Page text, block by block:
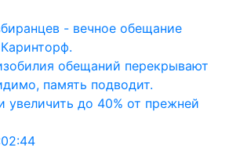
- вечное обещание
обещаний перекрывают
память подводит.
увеличить до 40% от прежней